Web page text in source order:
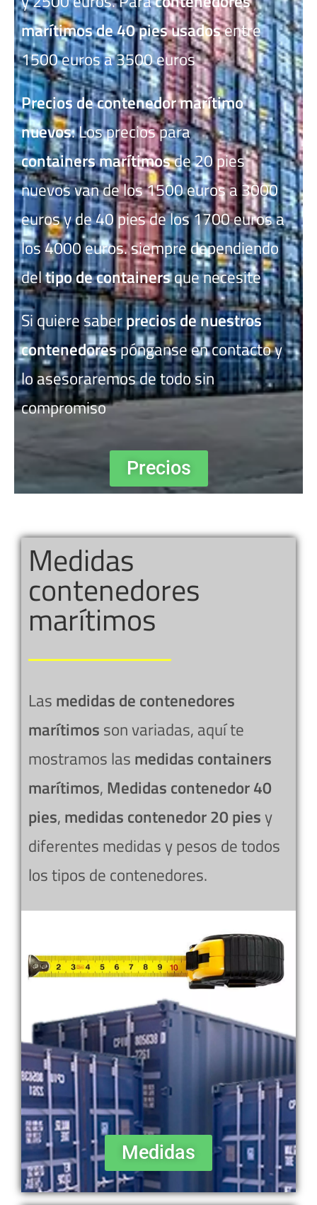
marítimos de 40 pies usadosentre
1500 euros a 3500 euros
Precios de contenedor marítimo
nuevos: Los precios para
containersmarítimosde 20 pies
nuevos van de los 1500 euros a 3000
euros y de 40 pies de los 1700 euros a
los 4000 euros. siempre dependiendo
deltipo de containersque necesite
Si quiere saberprecios de nuestros
contenedorespónganse en contacto y
lo asesoraremos de todo sin
compromiso
Precios
Medidas
contenedores
marítimos
Las medidas de contenedores
marítimos son variadas, aquí te
mostramos las medidas containers
marítimos, Medidas contenedor 40
pies, medidas contenedor 20 pies y
diferentes medidas y pesos de todos
los tipos de contenedores.
Medidas